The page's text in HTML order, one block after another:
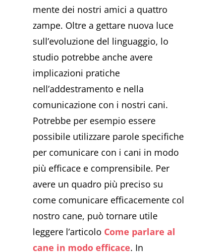
mente dei nostri amici a quattro
zampe. Oltre a gettare nuova luce
sull’evoluzione del linguaggio, lo
studio potrebbe anche avere
implicazioni pratiche
nell’addestramento e nella
comunicazione con i nostri cani.
Potrebbe per esempio essere
possibile utilizzare parole specifiche
per comunicare con i cani in modo
più efficace e comprensibile. Per
avere un quadro più preciso su
come comunicare efficacemente col
nostro cane, può tornare utile
leggere l’articolo Come parlare al
cane in modo efficace. In